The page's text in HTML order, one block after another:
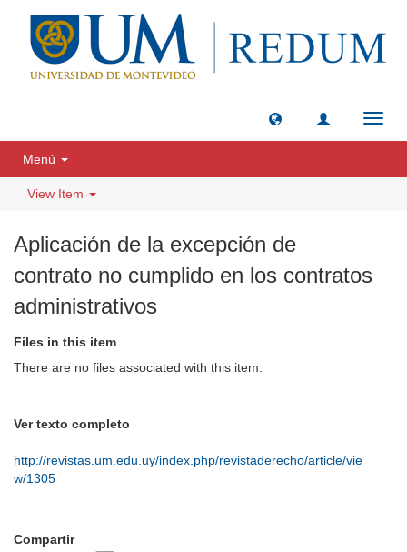
Menú
View Item
Aplicación de la excepción de
contrato no cumplido en los contratos
administrativos
Files in this item
There are no files associated with this item.
Ver texto completo
http://revistas.um.edu.uy/index.php/revistaderecho/article/vie
w/1305
Compartir